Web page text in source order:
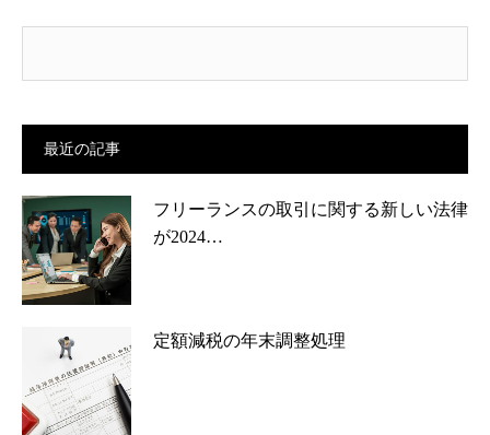
最近の記事
フリーランスの取引に関する新しい法律
が2024…
定額減税の年末調整処理